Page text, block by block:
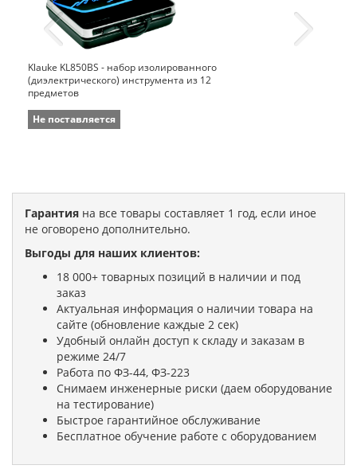
Klauke KL850BS - набор изолированного
(диэлектрического) инструмента из 12
предметов
Не поставляется
Гарантия на все товары составляет 1 год, если иное
не оговорено дополнительно.
Выгоды для наших клиентов:
18 000+ товарных позиций в наличии и под
заказ
Актуальная информация о наличии товара на
сайте (обновление каждые 2 сек)
Удобный онлайн доступ к складу и заказам в
режиме 24/7
Работа по ФЗ-44, ФЗ-223
Снимаем инженерные риски (даем оборудование
на тестирование)
Быстрое гарантийное обслуживание
Бесплатное обучение работе с оборудованием